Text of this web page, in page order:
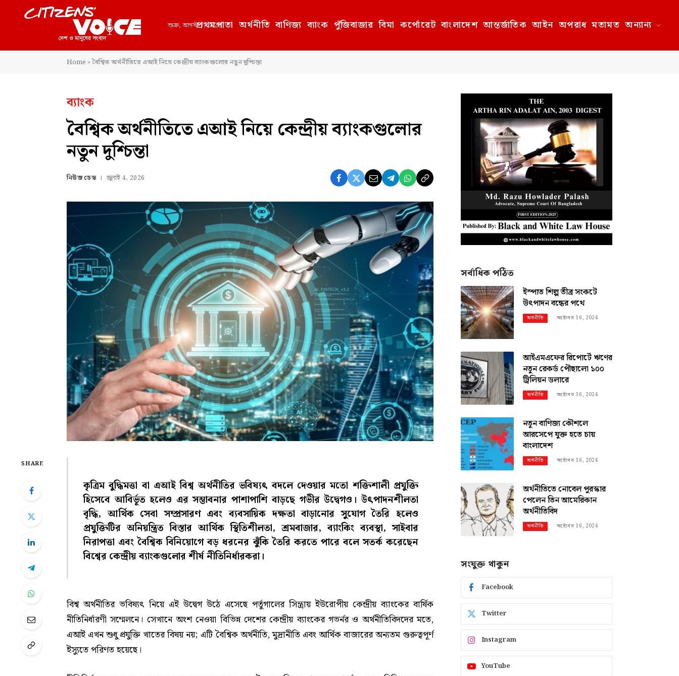
শুক্র, আগস্ট 7, 2026
প্রথমপাতা অর্থনীতি বাণিজ্য ব্যাংক পুঁজিবাজার বিমা কর্পোরেট বাংলাদেশ আন্তর্জাতিক আইন অপরাধ মতামত অন্যান্য
Home»বৈশ্বিক অর্থনীতিতে এআই নিয়ে কেন্দ্রীয় ব্যাংকগুলোর নতুন দুশ্চিন্তা
ব্যাংক
বৈশ্বিক অর্থনীতিতে এআই নিয়ে কেন্দ্রীয় ব্যাংকগুলোর
নতুন দুশ্চিন্তা
নিউজ ডেস্ক জুলাই 4, 2026
SHARE
কৃত্রিম বুদ্ধিমত্তা বা এআই বিশ্ব অর্থনীতির ভবিষ্যৎ বদলে দেওয়ার মতো শক্তিশালী প্রযুক্তি
হিসেবে আবির্ভূত হলেও এর সম্ভাবনার পাশাপাশি বাড়ছে গভীর উদ্বেগও। উৎপাদনশীলতা
বৃদ্ধি, আর্থিক সেবা সম্প্রসারণ এবং ব্যবসায়িক দক্ষতা বাড়ানোর সুযোগ তৈরি হলেও
প্রযুক্তিটির অনিয়ন্ত্রিত বিস্তার আর্থিক স্থিতিশীলতা, শ্রমবাজার, ব্যাংকিং ব্যবস্থা, সাইবার
নিরাপত্তা এবং বৈশ্বিক বিনিয়োগে বড় ধরনের ঝুঁকি তৈরি করতে পারে বলে সতর্ক করেছেন
বিশ্বের কেন্দ্রীয় ব্যাংকগুলোর শীর্ষ নীতিনির্ধারকরা।
বিশ্ব অর্থনীতির ভবিষ্যৎ নিয়ে এই উদ্বেগ উঠে এসেছে পর্তুগালের সিন্ত্রায় ইউরোপীয় কেন্দ্রীয় ব্যাংকের বার্ষিক
নীতিনির্ধারণী সম্মেলনে। সেখানে অংশ নেওয়া বিভিন্ন দেশের কেন্দ্রীয় ব্যাংকের গভর্নর ও অর্থনীতিবিদদের মতে,
এআই এখন শুধু প্রযুক্তি খাতের বিষয় নয়; এটি বৈশ্বিক অর্থনীতি, মুদ্রানীতি এবং আর্থিক বাজারের অন্যতম গুরুত্বপূর্ণ
ইস্যুতে পরিণত হয়েছে।
সর্বাধিক পঠিত
ইস্পাত শিল্প তীব্র সংকটে
উৎপাদন বন্ধের পথে
অর্থনীতি অক্টোবর 16, 2024
আইএমএফের রিপোর্টে ঋণের
নতুন রেকর্ড পৌছালো ১০০
ট্রিলিয়ন ডলারে
অর্থনীতি অক্টোবর 16, 2024
নতুন বাণিজ্য কৌশলে
আরসেপে যুক্ত হতে চায়
বাংলাদেশ
অর্থনীতি অক্টোবর 16, 2024
অর্থনীতিতে নোবেল পুরস্কার
পেলেন তিন আমেরিকান
অর্থনীতিবিদ
অর্থনীতি অক্টোবর 16, 2024
সংযুক্ত থাকুন
Facebook
Twitter
Instagram
YouTube